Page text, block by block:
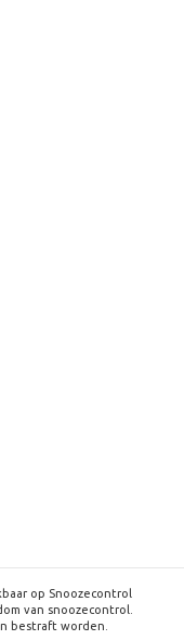
op Snoozecontrol
van snoozecontrol.
bestraft worden.